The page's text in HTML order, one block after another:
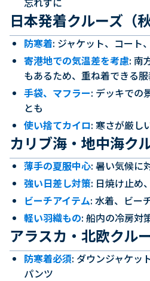
日本発着クルーズ（秋
防寒着: ジャケット、コート
寄港地での気温差を考慮: 南
もあるため、重ね着できる
手袋、マフラー: デッキでの
とも
使い捨てカイロ: 寒さが厳し
カリブ海・地中海ク
薄手の夏服中心: 暑い気候に
強い日差し対策: 日焼け止め
ビーチアイテム: 水着、ビー
軽い羽織もの: 船内の冷房対
アラスカ・北欧クル
防寒着必須: ダウンジャケッ
パンツ